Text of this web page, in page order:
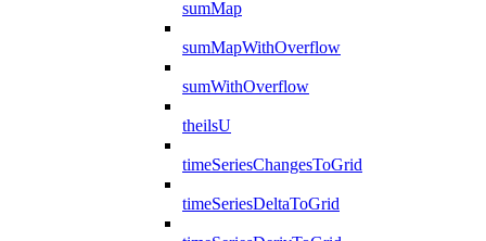
sumMap
sumMapWithOverflow
sumWithOverflow
theilsU
timeSeriesChangesToGrid
timeSeriesDeltaToGrid